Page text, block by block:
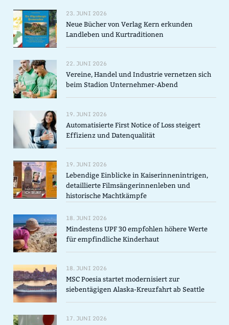
23. JUNI 2026
Neue Bücher von Verlag Kern erkunden
Landleben und Kurtraditionen
22. JUNI 2026
Vereine, Handel und Industrie vernetzen sich
beim Stadion Unternehmer-Abend
19. JUNI 2026
Automatisierte First Notice of Loss steigert
Effizienz und Datenqualität
19. JUNI 2026
Lebendige Einblicke in Kaiserinnenintrigen,
detaillierte Filmsängerinnenleben und
historische Machtkämpfe
18. JUNI 2026
Mindestens UPF 30 empfohlen höhere Werte
für empfindliche Kinderhaut
18. JUNI 2026
MSC Poesia startet modernisiert zur
siebentägigen Alaska-Kreuzfahrt ab Seattle
17. JUNI 2026